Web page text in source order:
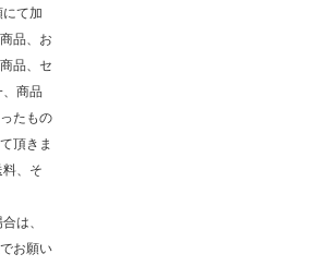
て加
品、お
品、セ
商品
たもの
頂きま
、そ
は、
お願い